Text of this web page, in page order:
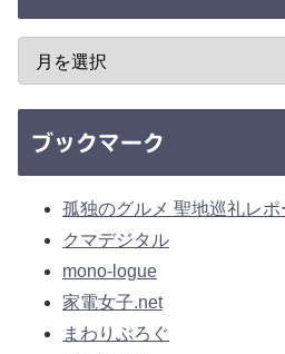
ブックマーク
孤独のグルメ 聖地巡礼レポ
クマデジタル
mono-logue
家電女子.net
まわりぶろぐ